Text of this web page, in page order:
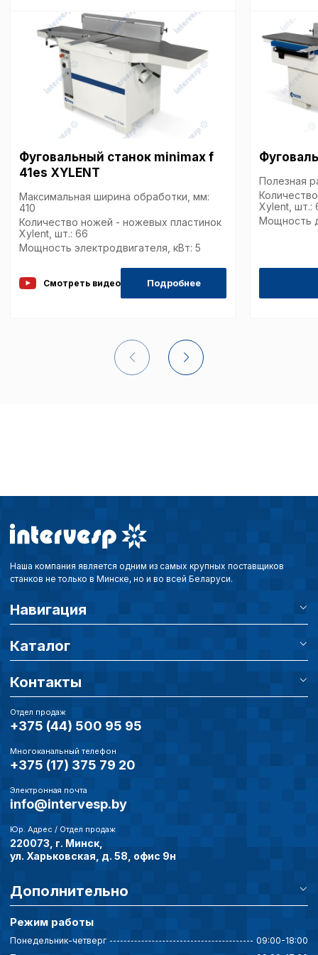
Фуговальный станок minimax f
41es XYLENT
Максимальная ширина обработки, мм:
410
Количество ножей - ножевых пластинок
Xylent, шт.: 66
Мощность электродвигателя, кВт: 5
Смотреть видео Подробнее
Полезная
Xylent, шт.:
Мощность
Наша компания является одним из самых крупных поставщиков
станков не только в Минске, но и во всей Беларуси.
Навигация
Каталог
Контакты
Отдел продаж
+375 (44) 500 95 95
Многоканальный телефон
+375 (17) 375 79 20
Электронная почта
info@intervesp.by
Юр. Адрес / Отдел продаж
220073, г. Минск,
ул. Харьковская, д. 58, офис 9н
Дополнительно
Режим работы
Понедельник-четверг
09:00-18:00
описание и сроки
Технические
cookie-файлы
Аналитические
cookie файлов не
определять
пользователей
наиболее и
страницы и
совершенствованию
исходя из
пользователей.